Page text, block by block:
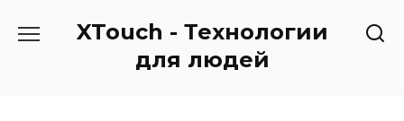
XTouch - Технологии
для людей